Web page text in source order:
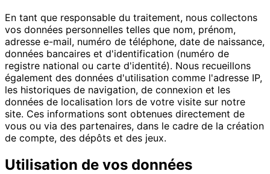
En tant que responsable du traitement, nous collectons
vos données personnelles telles que nom, prénom,
adresse e-mail, numéro de téléphone, date de naissance,
données bancaires et d'identification (numéro de
registre national ou carte d'identité). Nous recueillons
également des données d'utilisation comme l'adresse IP,
les historiques de navigation, de connexion et les
données de localisation lors de votre visite sur notre
site. Ces informations sont obtenues directement de
vous ou via des partenaires, dans le cadre de la création
de compte, des dépôts et des jeux.
Utilisation de vos données